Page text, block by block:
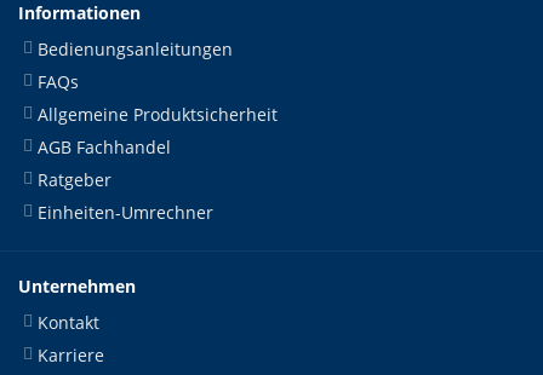
Informationen
Bedienungsanleitungen
FAQs
Allgemeine Produktsicherheit
AGB Fachhandel
Ratgeber
Einheiten-Umrechner
Unternehmen
Kontakt
Karriere